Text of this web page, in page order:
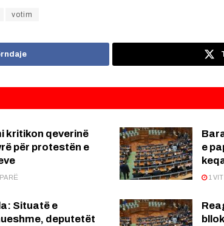
votim
kritikon qeverinë
për protestën e
e
1
Situatë e
deputetët